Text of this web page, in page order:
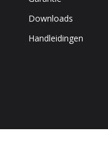
Downloads
Handleidingen